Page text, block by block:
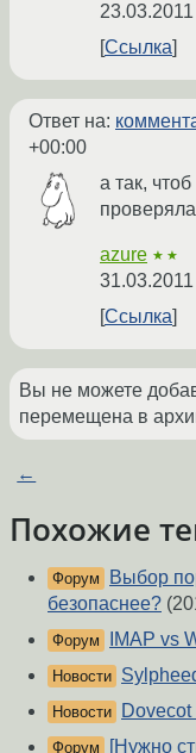
Ссылка
Ответ на:
+00:00
а так,
azure ★★
Ссылка
Вы не можете
перемещена в
←
Похожие
Форум
Выбор
безопаснее?
Форум IMAP vs
Новости
Новости Dovecot
Форум [Нужно